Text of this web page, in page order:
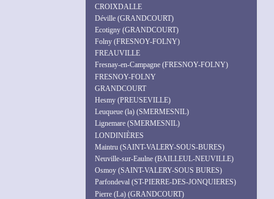
CROIXDALLE
Déville (GRANDCOURT)
Ecotigny (GRANDCOURT)
Folny (FRESNOY-FOLNY)
FREAUVILLE
Fresnay-en-Campagne (FRESNOY-FOLNY)
FRESNOY-FOLNY
GRANDCOURT
Hesmy (PREUSEVILLE)
Leuqueue (la) (SMERMESNIL)
Lignemare (SMERMESNIL)
LONDINIÈRES
Maintru (SAINT-VALERY-SOUS-BURES)
Neuville-sur-Eaulne (BAILLEUL-NEUVILLE)
Osmoy (SAINT-VALERY-SOUS BURES)
Parfondeval (ST-PIERRE-DES-JONQUIERES)
Pierre (La) (GRANDCOURT)